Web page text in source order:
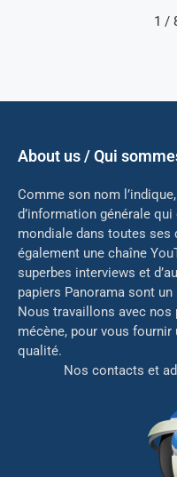
1 /
About us / Qui
Comme son nom
d’information générale
mondiale dans toutes ses
également une chaîne
superbes interviews et
papiers Panorama sont
Nous travaillons avec nos
mécène, pour vous
qualité.
Nos contacts et